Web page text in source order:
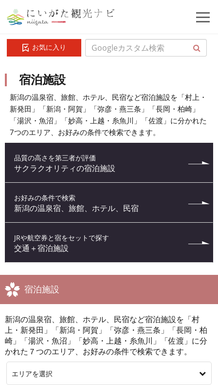
お気に入り
宿泊施設
新潟の温泉宿、旅館、ホテル、民宿など宿泊施設を「村上・
新発田」「新潟・阿賀」「弥彦・燕三条」「長岡・柏崎」
「湯沢・魚沼」「妙高・上越・糸魚川」「佐渡」に分かれた
7つのエリア、お好みの条件で検索できます。
品質の高さを第三者が評価
サクラクオリティの宿泊施設
お好みの条件で検索
新潟の温泉宿、旅館、ホテル、民宿
JRや航空券と宿をセットで探す
交通＋宿泊施設
宿泊施設
新潟の温泉宿、旅館、ホテル、民宿など宿泊施設を「村
上・新発田」「新潟・阿賀」「弥彦・燕三条」「長岡・柏
崎」「湯沢・魚沼」「妙高・上越・糸魚川」「佐渡」に分
かれた７つのエリア、お好みの条件で検索できます。
エリアを選択